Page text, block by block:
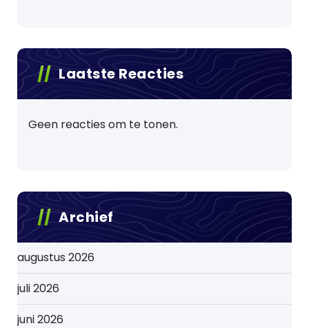
Laatste Reacties
Geen reacties om te tonen.
Archief
augustus 2026
juli 2026
juni 2026